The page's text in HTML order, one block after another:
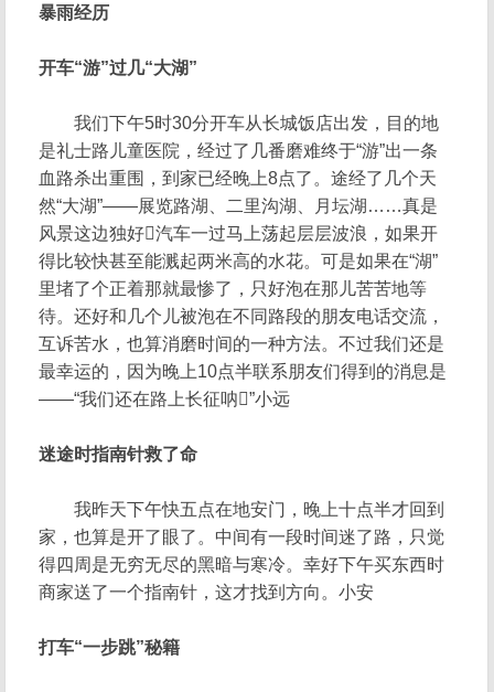
暴雨经历
开车“游”过几“大湖”
我们下午5时30分开车从长城饭店出发，目的地
是礼士路儿童医院，经过了几番磨难终于“游”出一条
血路杀出重围，到家已经晚上8点了。途经了几个天
然“大湖”——展览路湖、二里沟湖、月坛湖……真是
风景这边独好汽车一过马上荡起层层波浪，如果开
得比较快甚至能溅起两米高的水花。可是如果在“湖”
里堵了个正着那就最惨了，只好泡在那儿苦苦地等
待。还好和几个儿被泡在不同路段的朋友电话交流，
互诉苦水，也算消磨时间的一种方法。不过我们还是
最幸运的，因为晚上10点半联系朋友们得到的消息是
——“我们还在路上长征呐”小远
迷途时指南针救了命
我昨天下午快五点在地安门，晚上十点半才回到
家，也算是开了眼了。中间有一段时间迷了路，只觉
得四周是无穷无尽的黑暗与寒冷。幸好下午买东西时
商家送了一个指南针，这才找到方向。小安
打车“一步跳”秘籍